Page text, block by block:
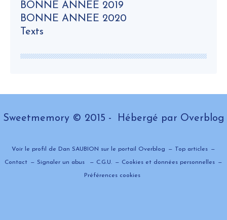
BONNE ANNEE 2019
BONNE ANNEE 2020
Texts
Sweetmemory © 2015 - Hébergé par Overblog
Voir le profil de Dan SAUBION sur le portail Overblog Top articles
Contact Signaler un abus C.G.U. Cookies et données personnelles
Préférences cookies